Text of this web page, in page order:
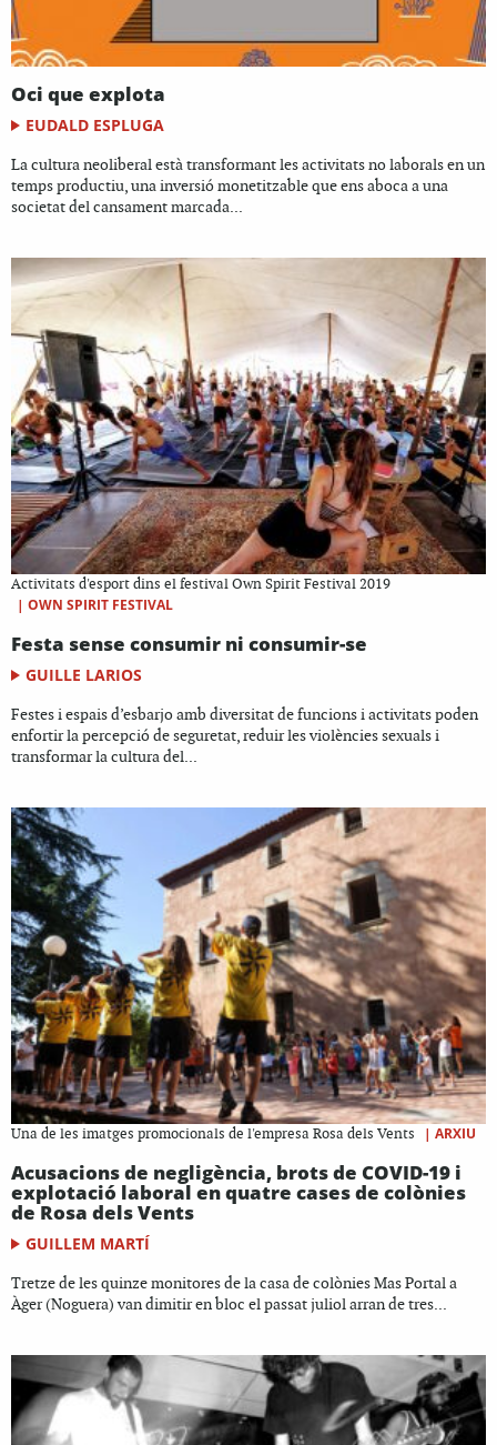
Oci que explota
EUDALD ESPLUGA
La cultura neoliberal està transformant les activitats no laborals en un
temps productiu, una inversió monetitzable que ens aboca a una
societat del cansament marcada...
Activitats d'esport dins el festival Own Spirit Festival 2019
| OWN SPIRIT FESTIVAL
Festa sense consumir ni consumir-se
GUILLE LARIOS
Festes i espais d’esbarjo amb diversitat de funcions i activitats poden
enfortir la percepció de seguretat, reduir les violències sexuals i
transformar la cultura del...
Una de les imatges promocionals de l'empresa Rosa dels Vents | ARXIU
Acusacions de negligència, brots de COVID-19 i
explotació laboral en quatre cases de colònies
de Rosa dels Vents
GUILLEM MARTÍ
Tretze de les quinze monitores de la casa de colònies Mas Portal a
Àger (Noguera) van dimitir en bloc el passat juliol arran de tres...